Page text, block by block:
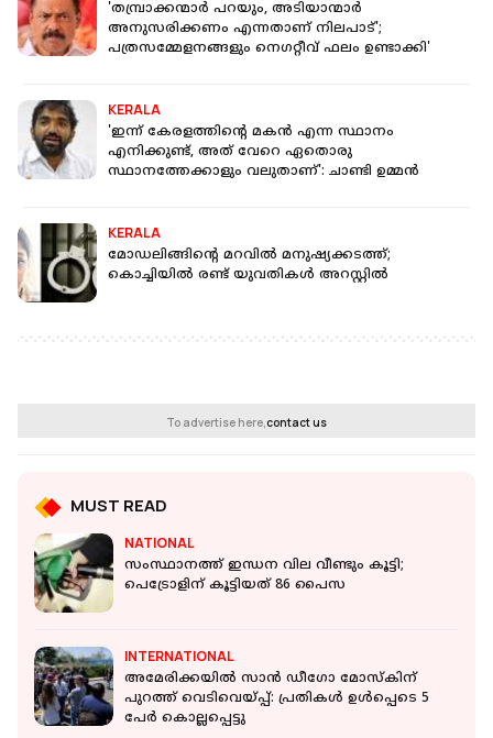
'തമ്പ്രാക്കന്മാർ പറയും, അടിയാന്മാർ
അനുസരിക്കണം എന്നതാണ് നിലപാട്';
പത്രസമ്മേളനങ്ങളും നെഗറ്റീവ് ഫലം ഉണ്ടാക്കി'
KERALA
'ഇന്ന് കേരളത്തിന്റെ മകന്‍ എന്ന സ്ഥാനം
എനിക്കുണ്ട്, അത് വേറെ ഏതൊരു
സ്ഥാനത്തേക്കാളും വലുതാണ്': ചാണ്ടി ഉമ്മന്‍
KERALA
മോഡലിങ്ങിന്റെ മറവില്‍ മനുഷ്യക്കടത്ത്;
കൊച്ചിയിൽ രണ്ട് യുവതികള്‍ അറസ്റ്റില്‍
To advertise here,contact us
MUST READ
NATIONAL
സംസ്ഥാനത്ത് ഇന്ധന വില വീണ്ടും കൂട്ടി;
പെട്രോളിന് കൂട്ടിയത് 86 പൈസ
INTERNATIONAL
അമേരിക്കയിൽ സാൻ ഡീഗോ മോസ്കിന്
പുറത്ത് വെടിവെയ്പ്പ്: പ്രതികൾ ഉൾപ്പെടെ 5
പേർ കൊല്ലപ്പെട്ടു